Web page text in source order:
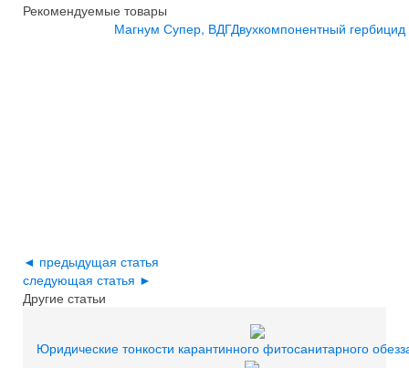
Рекомендуемые товары
Магнум Супер, ВДГДвухкомпонентный
◄ предыдущая статья
следующая статья ►
Другие статьи
Юридические тонкости карантинного фитосанитарного